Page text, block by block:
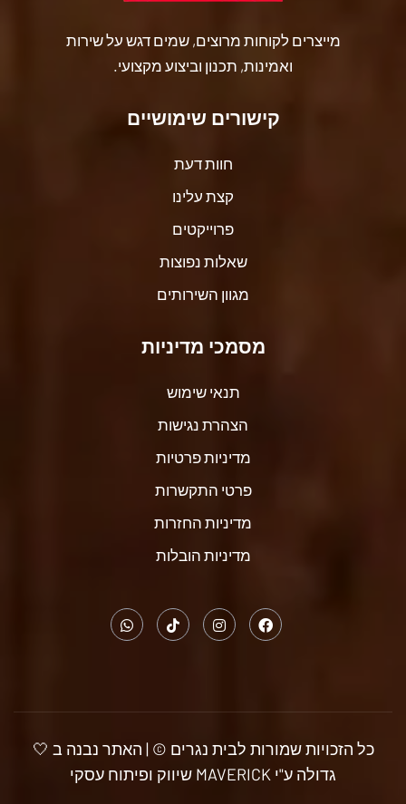
מייצרים לקוחות מרוצים, שמים דגש על שירות
ואמינות, תכנון וביצוע מקצועי.
קישורים שימושיים
חוות דעת
קצת עלינו
פרוייקטים
שאלות נפוצות
מגוון השירותים
מסמכי מדיניות
תנאי שימוש
הצהרת נגישות
מדיניות פרטיות
פרטי התקשרות
מדיניות החזרות
מדיניות הובלות
כל הזכויות שמורות לבית נגרים © | האתר נבנה ב 🤍
גדולה ע"י MAVERICK שיווק ופיתוח עסקי